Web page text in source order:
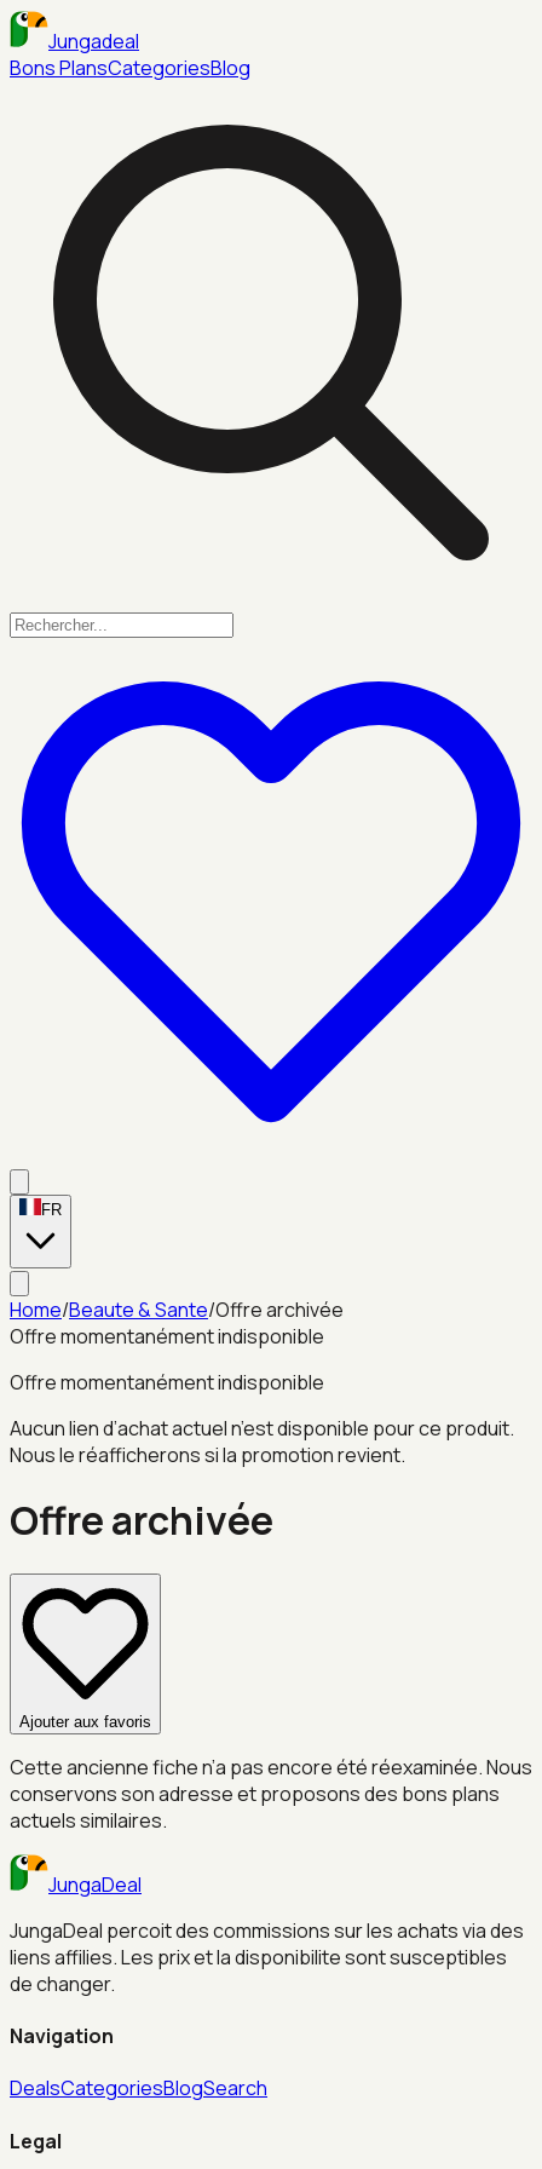
Jungadeal
Bons PlansCategoriesBlog
FR
Home/Beaute & Sante/Offre archivée
Offre momentanément indisponible
Offre momentanément indisponible
Aucun lien d’achat actuel n’est disponible pour ce produit.
Nous le réafficherons si la promotion revient.
Offre archivée
Ajouter aux favoris
Cette ancienne fiche n’a pas encore été réexaminée. Nous
conservons son adresse et proposons des bons plans
actuels similaires.
JungaDeal
JungaDeal percoit des commissions sur les achats via des
liens affilies. Les prix et la disponibilite sont susceptibles
de changer.
Navigation
DealsCategoriesBlogSearch
Legal